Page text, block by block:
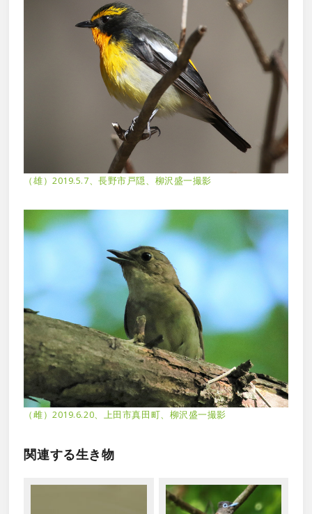
（雄）2019.5.7、長野市戸隠、柳沢盛一撮影
（雌）2019.6.20、上田市真田町、柳沢盛一撮影
関連する生き物